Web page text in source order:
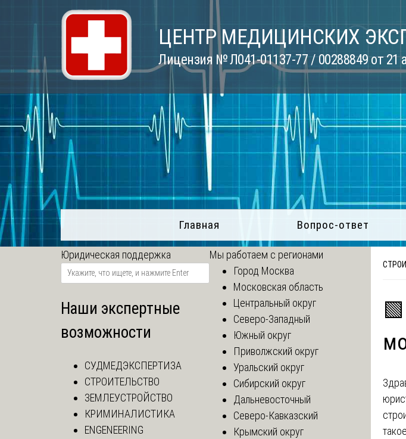
ЦЕНТР МЕДИЦИНСКИХ
Лицензия № Л041-01137-77 / 00288849 от 21
Главная Вопрос-ответ
Юридическая поддержка
Наши экспертные
возможности
СУДМЕДЭКСПЕРТИЗА
СТРОИТЕЛЬСТВО
ЗЕМЛЕУСТРОЙСТВО
КРИМИНАЛИСТИКА
ENGENEERING
Мы работаем с регионами
Город Москва
Московская область
Центральный округ
Северо-Западный
Южный округ
Приволжский округ
Уральский округ
Сибирский округ
Дальневосточный
Северо-Кавказский
Крымский округ